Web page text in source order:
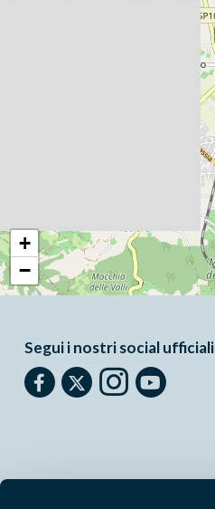
+
−
Segui i nostri social ufficiali